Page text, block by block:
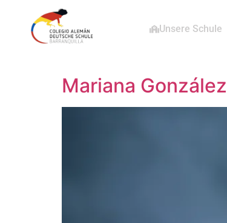
Unsere Schule
Mariana